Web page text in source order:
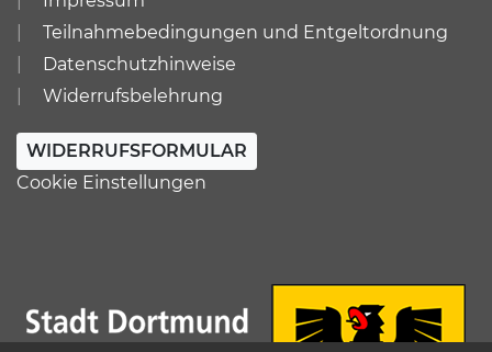
Teilnahmebedingungen und Entgeltordnung
Datenschutzhinweise
Widerrufsbelehrung
WIDERRUFSFORMULAR
Cookie Einstellungen